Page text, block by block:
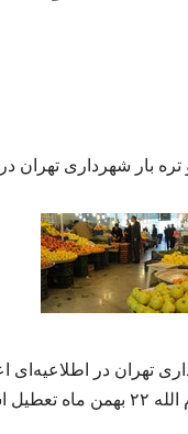
تهران در روز ۲۲ بهمن ماه
تهران در اطلاعیه‌ای
است.